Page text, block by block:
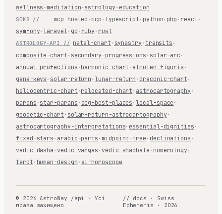
wellness-meditation· astrology-education
SDKS // mcp-hosted · mcp · typescript · python· php · react ·
symfony·laravel· go · ruby · rust
ASTROLOGY-API // natal-chart · synastry · transits ·
composite-chart · secondary-progressions · solar-arc ·
annual-profections · harmonic-chart · almuten-figuris ·
gene-keys · solar-return ·lunar-return · draconic-chart ·
heliocentric-chart · relocated-chart · astrocartography ·
parans · star-parans · acg-best-places ·local-space ·
geodetic-chart · solar-return-astrocartography ·
astrocartography-interpretations· essential-dignities ·
fixed-stars · arabic-parts · midpoint-tree · declinations ·
vedic-dasha ·vedic-vargas ·vedic-shadbala · numerology ·
tarot · human-design · ai-horoscope
© 2026 AstroWay /api · Усі
права захищено
// docs · Swiss
Ephemeris · 2026